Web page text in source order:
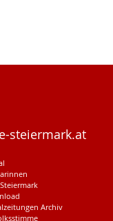
steiermark.at
Archiv